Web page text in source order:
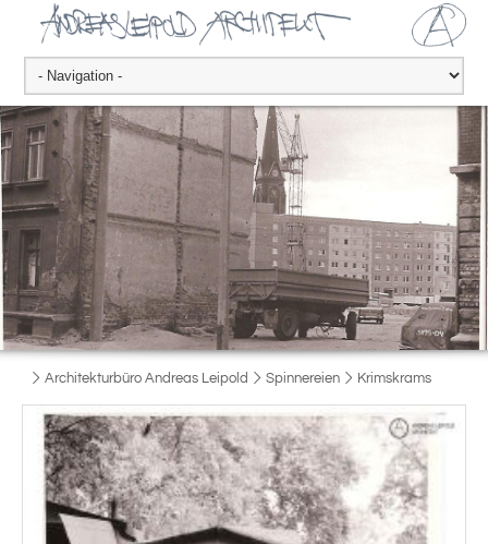
Architekturbüro Andreas Leipold Spinnereien Krimskrams